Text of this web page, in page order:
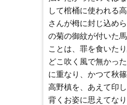
して棺桶に使われる
さんが栂に封じ込め
の菊の御紋が付いた
ことは、罪を食いた
どこ吹く風で無かっ
に重なり、かつて秋
高野槙を、あえて印
背くお姿に思えてなり